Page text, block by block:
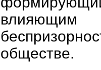
обществе.